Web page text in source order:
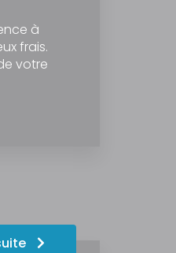
à
frais.
votre